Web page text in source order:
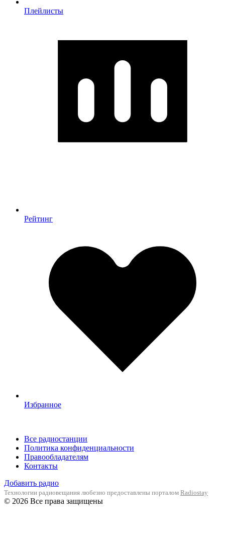
Плейлисты
Рейтинг
Избранное
Все радиостанции
Политика конфиденциальности
Правообладателям
Контакты
Добавить радио
Технологии радиовещания любезно предоставлены порталом Radiostay
© 2026 Все права защищены